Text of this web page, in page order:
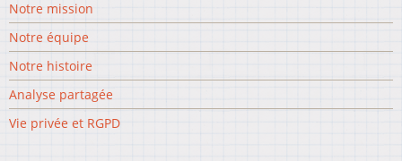
Notre mission
Notre équipe
Notre histoire
Analyse partagée
Vie privée et RGPD